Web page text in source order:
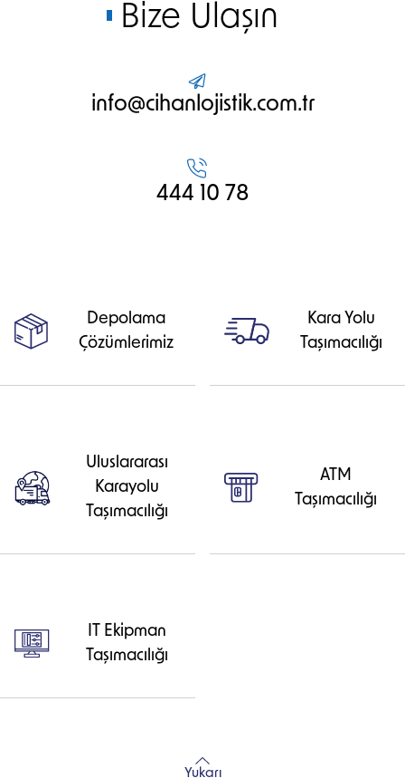
Bize Ulaşın
info@cihanlojistik.com.tr
444 10 78
Depolama
Çözümlerimiz
Kara Yolu
Taşımacılığı
Uluslararası
Karayolu
Taşımacılığı
ATM
Taşımacılığı
IT Ekipman
Taşımacılığı
Yukarı